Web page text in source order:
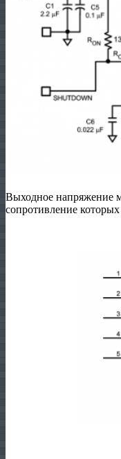
Выходное напряжение
сопротивление